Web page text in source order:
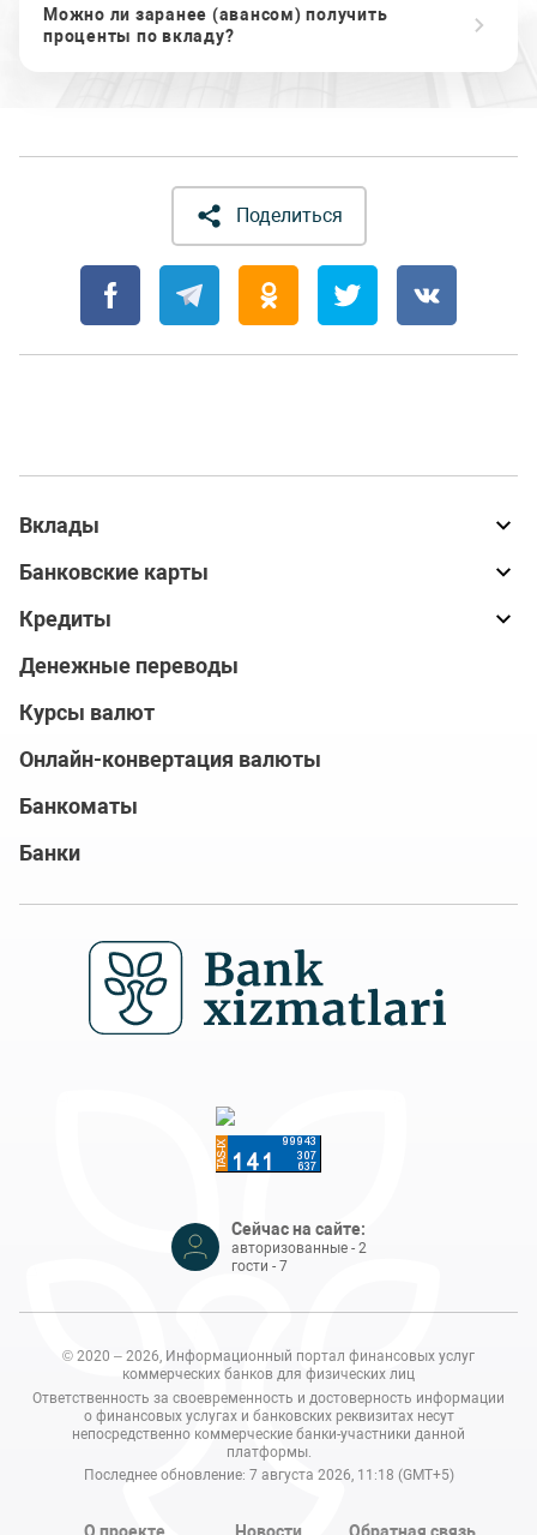
Можно ли заранее (авансом) получить
проценты по вкладу?
Поделиться
Вклады
Банковские карты
Кредиты
Денежные переводы
Курсы валют
Онлайн-конвертация валюты
Банкоматы
Банки
Сейчас на сайте:
авторизованные - 2
гости - 7
© 2020 – 2026, Информационный портал финансовых услуг
коммерческих банков для физических лиц
Ответственность за своевременность и достоверность информации
о финансовых услугах и банковских реквизитах несут
непосредственно коммерческие банки-участники данной
платформы.
Последнее обновление: 7 августа 2026, 11:18 (GMT+5)